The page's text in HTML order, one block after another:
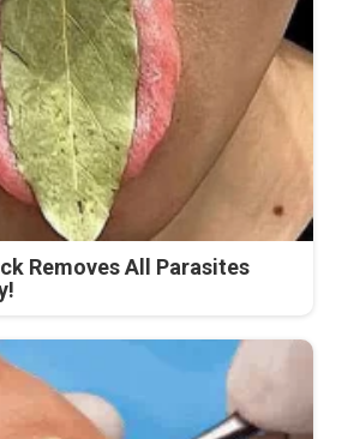
Removes All Parasites